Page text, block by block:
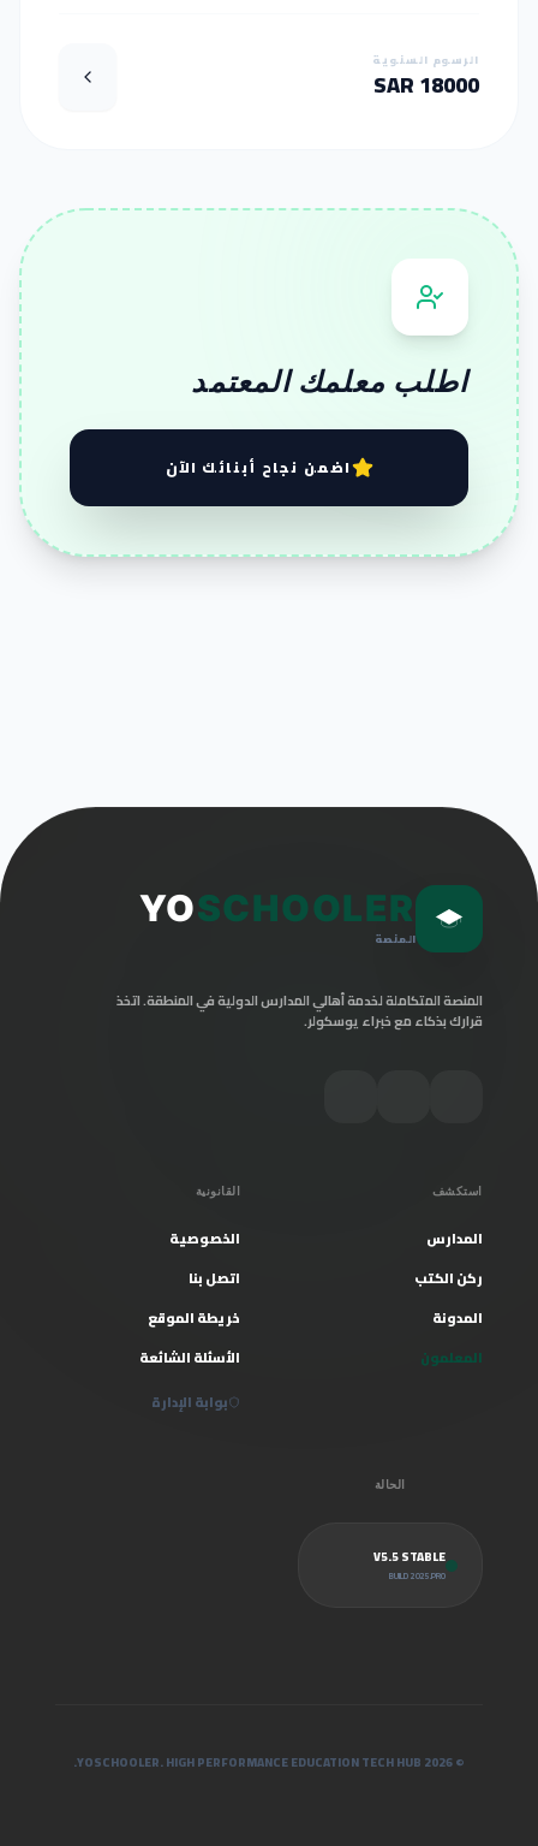
الرسوم السنوية
18000 SAR
اطلب معلمك المعتمد
اضمن نجاح أبنائك الآن
YOSCHOOLER
المنصة
المنصة المتكاملة لخدمة أهالي المدارس الدولية في المنطقة. اتخذ
قرارك بذكاء مع خبراء يوسكولر.
استكشف
المدارس
ركن الكتب
المدونة
المعلمون
القانونية
الخصوصية
اتصل بنا
خريطة الموقع
الأسئلة الشائعة
بوابة الإدارة
الحالة
V5.5 STABLE
BUILD 2025.PRO
© 2026 YOSCHOOLER. HIGH PERFORMANCE EDUCATION TECH HUB.